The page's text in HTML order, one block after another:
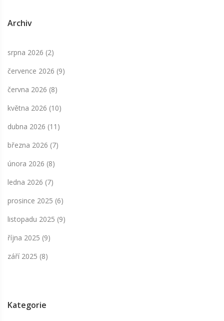
Archiv
srpna 2026 (2)
července 2026 (9)
června 2026 (8)
května 2026 (10)
dubna 2026 (11)
března 2026 (7)
února 2026 (8)
ledna 2026 (7)
prosince 2025 (6)
listopadu 2025 (9)
října 2025 (9)
září 2025 (8)
Kategorie